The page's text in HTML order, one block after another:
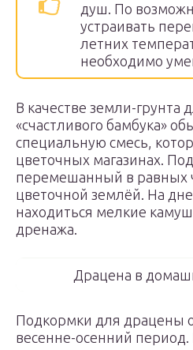
душ. По
устраивать
летних
необходимо
В качестве земли-грунта
«счастливого бамбука»
специальную смесь,
цветочных магазинах.
перемешанный в равных
цветочной землёй. На
находиться мелкие
дренажа.
Драцена в
Подкормки для драцены
весенне-осенний